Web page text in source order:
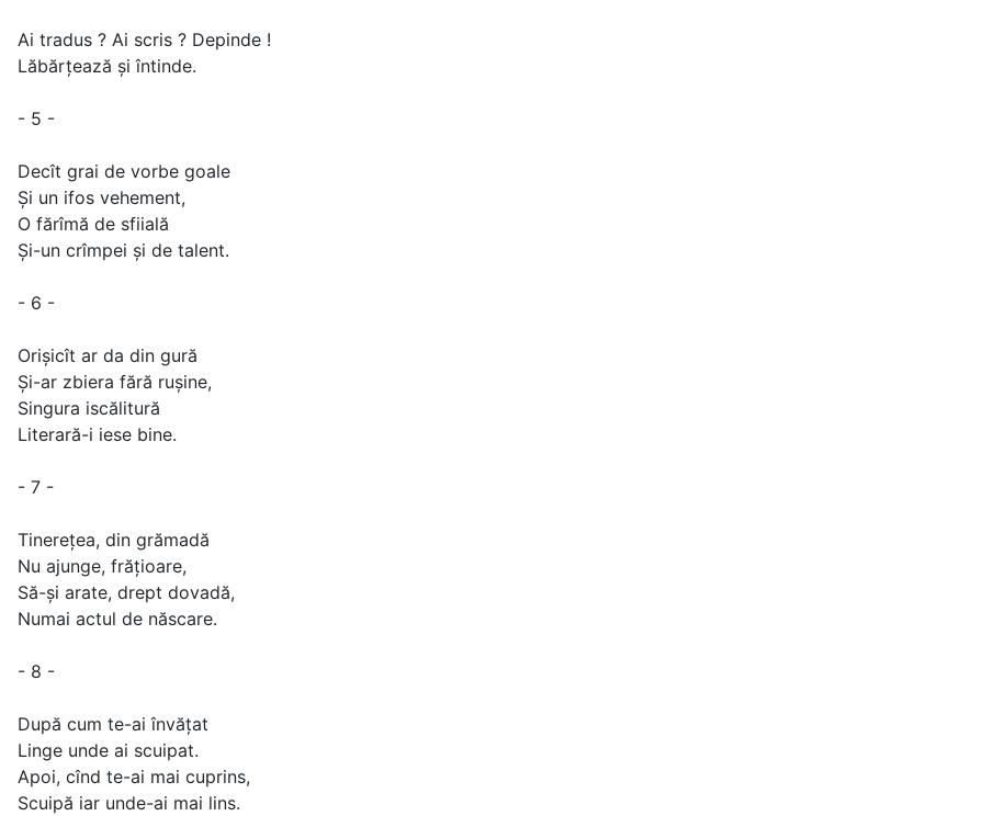
Ai tradus ? Ai scris ? Depinde !
Lăbărțează și întinde.
- 5 -
Decît grai de vorbe goale
Și un ifos vehement,
O fărîmă de sfiială
Și-un crîmpei și de talent.
- 6 -
Orişicît ar da din gură
Și-ar zbiera fără rușine,
Singura iscălitură
Literară-i iese bine.
- 7 -
Tinerețea, din grămadă
Nu ajunge, frățioare,
Să-și arate, drept dovadă,
Numai actul de născare.
- 8 -
După cum te-ai învățat
Linge unde ai scuipat.
Apoi, cînd te-ai mai cuprins,
Scuipă iar unde-ai mai lins.